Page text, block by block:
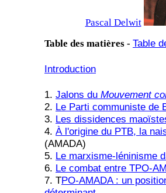
Pascal Delwit
Table des matières - Table
Introduction
1. Jalons du Mouvement
2. Le Parti communiste de
3. Les dissidences
4. À l'origine du PTB, la
(AMADA)
5. Le marxisme-léninisme
6. Le combat entre TPO-
7. TPO-AMADA : un